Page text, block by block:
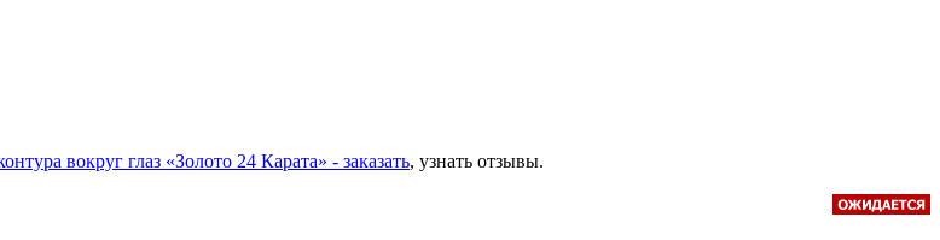
вокруг глаз «Золото 24 Карата» - заказать, узнать отзывы.